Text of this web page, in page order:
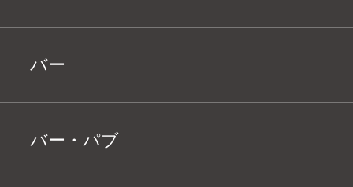
バー
バー・パブ